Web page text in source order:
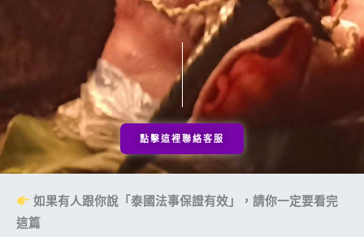
點擊這裡聯絡客服
如果有人跟你說「泰國法事保證有效」，請你一定要看完
這篇